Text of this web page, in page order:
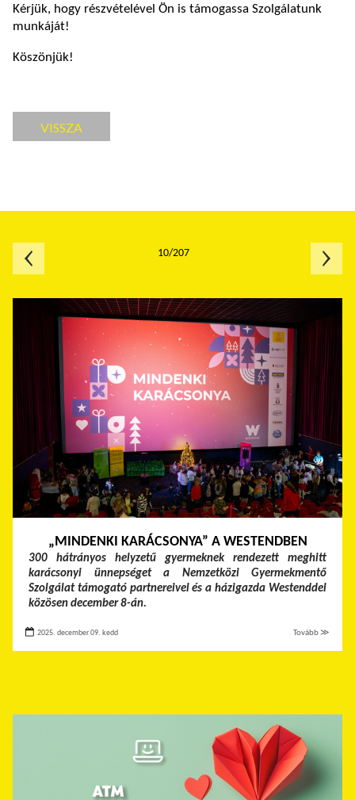
Kérjük, hogy részvételével Ön is támogassa Szolgálatunk
munkáját!
Köszönjük!
VISSZA
„MINDENKI KARÁCSONYA” A WESTENDBEN
300 hátrányos helyzetű gyermeknek rendezett meghitt
karácsonyi ünnepséget a Nemzetközi Gyermekmentő
Szolgálat támogató partnereivel és a házigazda Westenddel
közösen december 8-án.
2025. december 09. kedd Tovább ≫
10/207